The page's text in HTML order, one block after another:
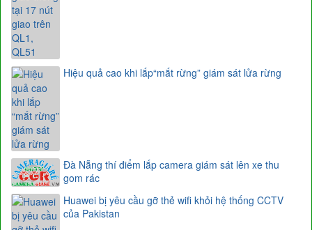
Hiệu quả cao khi lắp​​​​​​​“mắt rừng” giám sát lửa rừng
Đà Nẵng thí điểm lắp camera giám sát lên xe thu
gom rác
Huawei bị yêu cầu gỡ thẻ wifi khỏi hệ thống CCTV
của Pakistan